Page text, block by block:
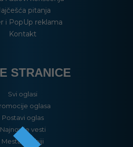
pitanja
i PopUp reklama
Kontakt
STRANICE
Svi oglasi
oglasa
Postavi oglas
Najnovije vesti
Mesta u Srbiji